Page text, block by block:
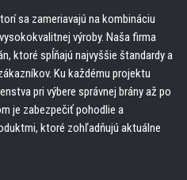
sa zameriavajú na kombináciu
výroby. Naša firma
ktoré spĺňajú najvyššie štandardy a
Ku každému projektu
pri výbere správnej brány až po
je zabezpečiť pohodlie a
ktoré zohľadňujú aktuálne